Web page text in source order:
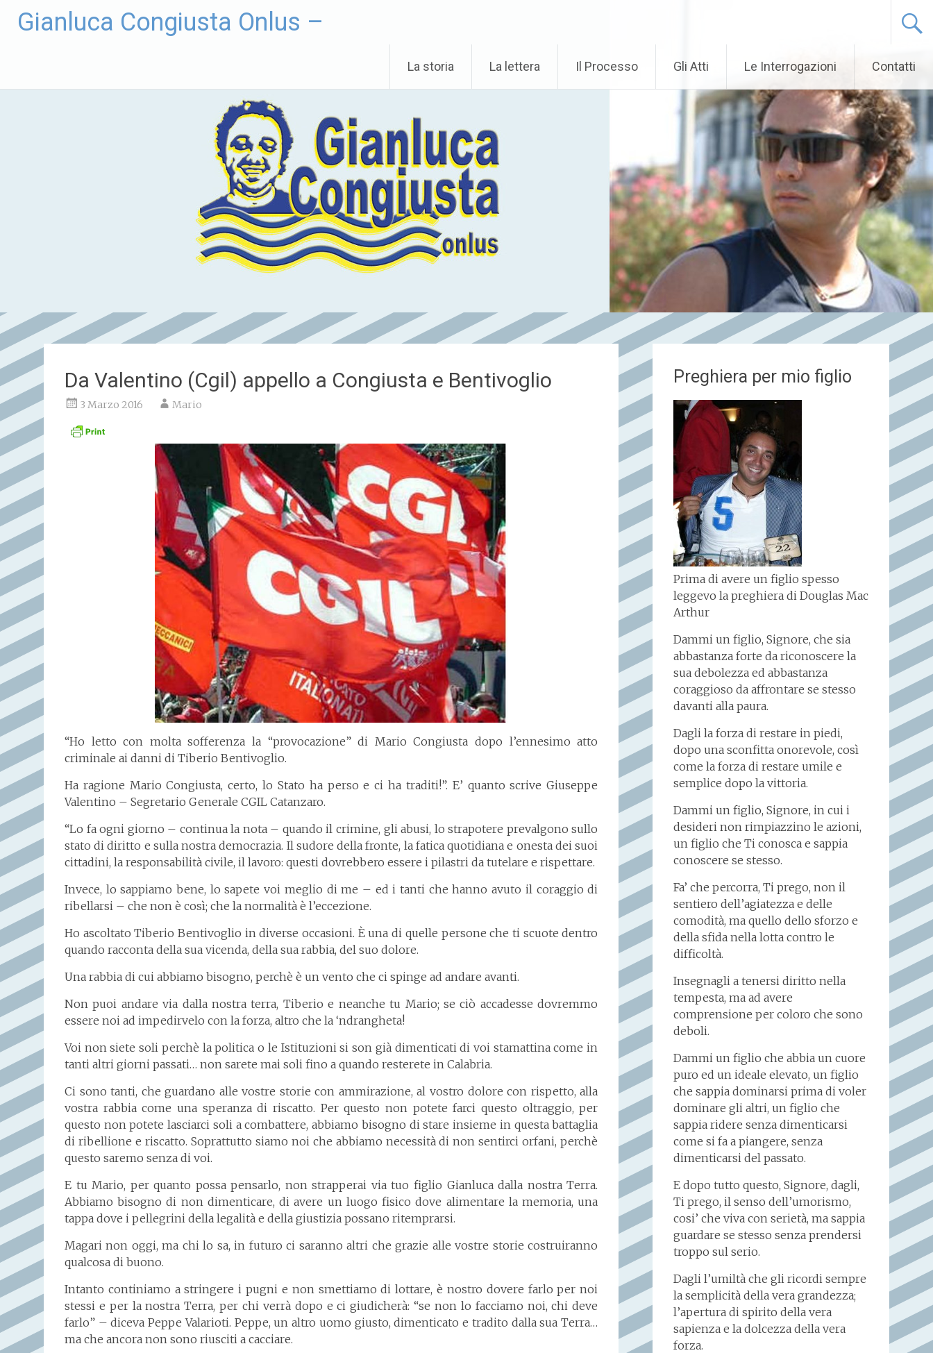
Gianluca Congiusta Onlus –
La storia La lettera Il Processo Gli Atti Le Interrogazioni Contatti
Da Valentino (Cgil) appello a Congiusta e Bentivoglio
3 Marzo 2016 Mario
“Ho letto con molta sofferenza la “provocazione” di Mario Congiusta dopo l’ennesimo atto
criminale ai danni di Tiberio Bentivoglio.
Ha ragione Mario Congiusta, certo, lo Stato ha perso e ci ha traditi!”. E’ quanto scriveGiuseppe
Valentino – Segretario Generale CGIL Catanzaro.
“Lo fa ogni giorno – continua la nota – quando il crimine, gli abusi, lo strapotere prevalgono sullo
stato di diritto e sulla nostra democrazia. Il sudore della fronte, la fatica quotidiana e onesta dei suoi
cittadini, la responsabilità civile, il lavoro: questi dovrebbero essere i pilastri da tutelare e rispettare.
Invece, lo sappiamo bene, lo sapete voi meglio di me – ed i tanti che hanno avuto il coraggio di
ribellarsi – che non è così; che la normalità è l’eccezione.
Ho ascoltato Tiberio Bentivoglio in diverse occasioni. È una di quelle persone che ti scuote dentro
quando racconta della sua vicenda, della sua rabbia, del suo dolore.
Una rabbia di cui abbiamo bisogno, perchè è un vento che ci spinge ad andare avanti.
Non puoi andare via dalla nostra terra, Tiberio e neanche tu Mario; se ciò accadesse dovremmo
essere noi ad impedirvelo con la forza, altro che la ‘ndrangheta!
Voi non siete soli perchè la politica o le Istituzioni si son già dimenticati di voi stamattina come in
tanti altri giorni passati… non sarete mai soli fino a quando resterete in Calabria.
Ci sono tanti, che guardano alle vostre storie con ammirazione, al vostro dolore con rispetto, alla
vostra rabbia come una speranza di riscatto. Per questo non potete farci questo oltraggio, per
questo non potete lasciarci soli a combattere, abbiamo bisogno di stare insieme in questa battaglia
di ribellione e riscatto. Soprattutto siamo noi che abbiamo necessità di non sentirci orfani, perchè
questo saremo senza di voi.
E tu Mario, per quanto possa pensarlo, non strapperai via tuo figlio Gianluca dalla nostra Terra.
Abbiamo bisogno di non dimenticare, di avere un luogo fisico dove alimentare la memoria, una
tappa dove i pellegrini della legalità e della giustizia possano ritemprarsi.
Magari non oggi, ma chi lo sa, in futuro ci saranno altri che grazie alle vostre storie costruiranno
qualcosa di buono.
Intanto continiamo a stringere i pugni e non smettiamo di lottare, è nostro dovere farlo per noi
stessi e per la nostra Terra, per chi verrà dopo e ci giudicherà: “se non lo facciamo noi, chi deve
farlo” – diceva Peppe Valarioti. Peppe, un altro uomo giusto, dimenticato e tradito dalla sua Terra…
ma che ancora non sono riusciti a cacciare.
Preghiera per mio figlio
Prima di avere un figlio spesso
leggevo la preghiera di Douglas Mac
Arthur
Dammi un figlio, Signore, che sia
abbastanza forte da riconoscere la
sua debolezza ed abbastanza
coraggioso da affrontare se stesso
davanti alla paura.
Dagli la forza di restare in piedi,
dopo una sconfitta onorevole, così
come la forza di restare umile e
semplice dopo la vittoria.
Dammi un figlio, Signore, in cui i
desideri non rimpiazzino le azioni,
un figlio che Ti conosca e sappia
conoscere se stesso.
Fa’ che percorra, Ti prego, non il
sentiero dell’agiatezza e delle
comodità, ma quello dello sforzo e
della sfida nella lotta contro le
difficoltà.
Insegnagli a tenersi diritto nella
tempesta, ma ad avere
comprensione per coloro che sono
deboli.
Dammi un figlio che abbia un cuore
puro ed un ideale elevato, un figlio
che sappia dominarsi prima di voler
dominare gli altri, un figlio che
sappia ridere senza dimenticarsi
come si fa a piangere, senza
dimenticarsi del passato.
E dopo tutto questo, Signore, dagli,
Ti prego, il senso dell’umorismo,
cosi’ che viva con serietà, ma sappia
guardare se stesso senza prendersi
troppo sul serio.
Dagli l’umiltà che gli ricordi sempre
la semplicità della vera grandezza;
l’apertura di spirito della vera
sapienza e la dolcezza della vera
forza.